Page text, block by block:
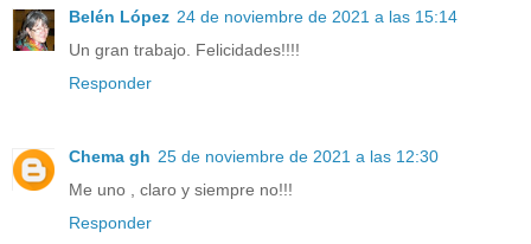
Belén López 24 de noviembre de 2021 a las 15:14
Un gran trabajo. Felicidades!!!!
Responder
Chema gh 25 de noviembre de 2021 a las 12:30
Me uno , claro y siempre no!!!
Responder